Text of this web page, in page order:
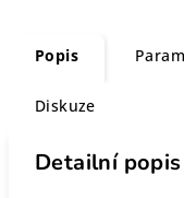
Popis
Diskuze
Detailní